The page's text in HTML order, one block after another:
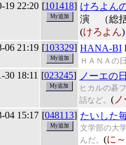
19 22:20 [101418] けろよん
演 （総
(けろよん)
06 21:19 [103329] HANA-BI
ＨＡＮＡの
30 18:11 [023245] ノーエの
ヒカルの碁
話など。 (
04 15:17 [048113] たいした
文学部の大
んだ。 (に